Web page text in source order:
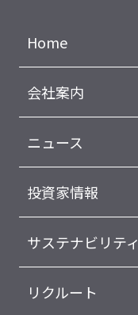
Home
会社案内
ニュース
投資家情報
サステナビリティ
リクルート